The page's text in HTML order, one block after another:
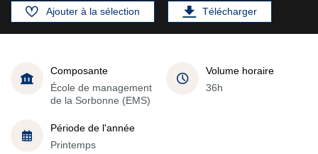
Ajouter à la sélection Télécharger
Composante
École de management
de la Sorbonne (EMS)
Volume horaire
36h
Période de l'année
Printemps